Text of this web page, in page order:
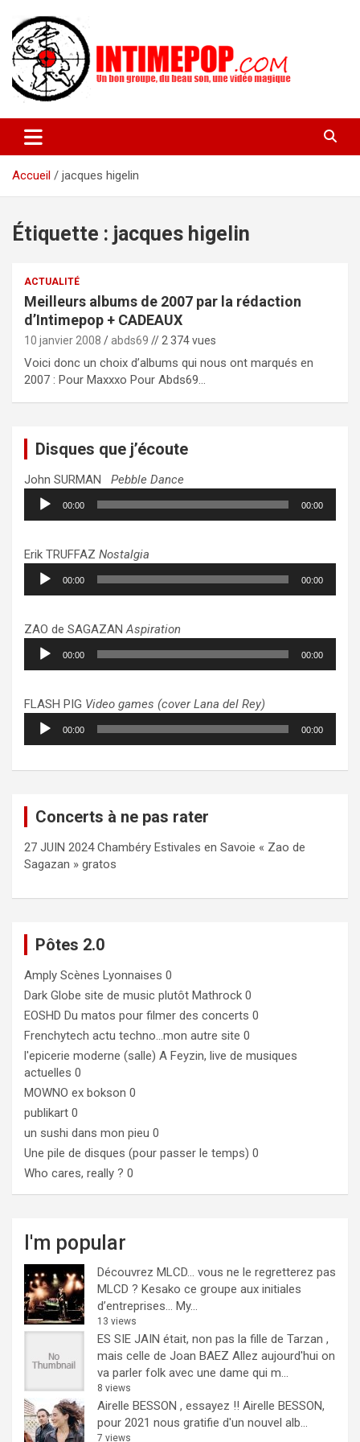
contenu
intimepop.com
actuelles pop rock, post-rock, indé sur Lyon. rock pop concert
lyon
Accueil
jacques higelin
Étiquette : jacques higelin
ACTUALITÉ
Meilleurs albums de 2007 par la rédaction
d’Intimepop + CADEAUX
10 janvier 2008 abds69 // 2 374 vues
Voici donc un choix d’albums qui nous ont marqués en
2007 : Pour Maxxxo Pour Abds69…
Disques que j’écoute
John SURMAN Pebble Dance
Lecteur
audio
00:00 00:00
Erik TRUFFAZ Nostalgia
Lecteur
audio
00:00 00:00
ZAO de SAGAZANAspiration
Lecteur
audio
00:00 00:00
FLASH PIG Video games (cover Lana del Rey)
Lecteur
audio
00:00 00:00
Concerts à ne pas rater
27 JUIN 2024 Chambéry Estivales en Savoie « Zao de
Sagazan » gratos
Pôtes 2.0
Amply Scènes Lyonnaises 0
Dark Globe site de music plutôt Mathrock 0
EOSHD Du matos pour filmer des concerts 0
Frenchytech actu techno…mon autre site 0
l'epicerie moderne (salle) A Feyzin, live de musiques
actuelles 0
MOWNO ex bokson 0
publikart 0
un sushi dans mon pieu 0
Une pile de disques (pour passer le temps) 0
Who cares, really ? 0
I'm popular
Découvrez MLCD… vous ne le regretterez pas
MLCD ? Kesako ce groupe aux initiales
d’entreprises… My...
13 views
ES SIE JAIN était, non pas la fille de Tarzan ,
mais celle de Joan BAEZ Allez aujourd'hui on
va parler folk avec une dame qui m...
8 views
Airelle BESSON , essayez !! Airelle BESSON,
pour 2021 nous gratifie d'un nouvel alb...
7 views